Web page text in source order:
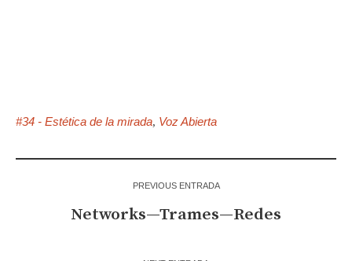
#34 - Estética de la mirada, Voz Abierta
PREVIOUS ENTRADA
Networks—Trames—Redes